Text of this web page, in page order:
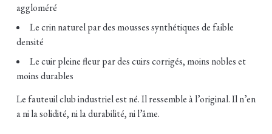
aggloméré
Le crin naturel par des mousses synthétiques de faible
densité
Le cuir pleine fleur par des cuirs corrigés, moins nobles et
moins durables
Le fauteuil club industriel est né. Il ressemble à l’original. Il n’en
a ni la solidité, ni la durabilité, ni l’âme.